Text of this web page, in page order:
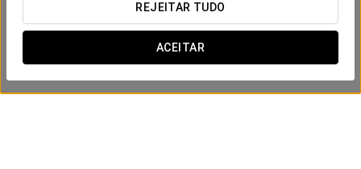
REJEITAR TUDO
ACEITAR